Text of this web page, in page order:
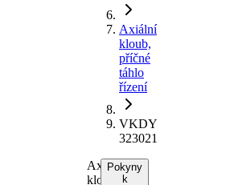
Axiální
kloub,
příčné
táhlo
řízení
VKDY
323021
Axiální
kloub,
Pokyny
k